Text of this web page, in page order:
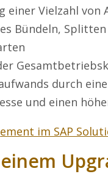
einer Vielzahl von
Bündeln,
durch
und einen
im SAP